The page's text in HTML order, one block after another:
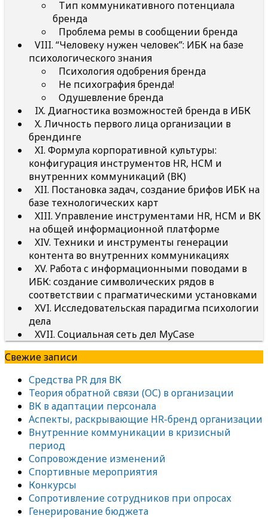
Тип коммуникативного потенциала
бренда
Проблема ремы в сообщении бренда
VIII. “Человеку нужен человек”: ИБК на базе
психологического знания
Психология одобрения бренда
Не психография бренда!
Одушевление бренда
IX. Диагностика возможностей бренда в ИБК
X. Личность первого лица организации в
брендинге
XI. Формула корпоративной культуры:
конфигурация инструментов HR, HCM и
внутренних коммуникаций (ВК)
XII. Постановка задач, создание брифов ИБК на
базе технологических карт
XIII. Управление инструментами HR, HCM и ВК
на общей информационной платформе
XIV. Техники и инструменты генерации
контента во внутренних коммуникациях
XV. Работа с информационными поводами в
ИБК: создание символических рядов в
соответствии с прагматическими установками
XVI. Исследовательская парадигма психологии
дела
XVII. Социальная сеть дел MyCase
Свежие записи
Средства PR для ВК
Теория обратной связи (ОС) в организации
ВК в адаптации персонала
Аспекты, раскрывающие HR-бренд организации
Внутренние коммуникации в кризисный
период
Сопровождение изменений
Спортивные мероприятия
Конкурсы
Сопротивление сотрудников при опросах
Генерирование бюджета